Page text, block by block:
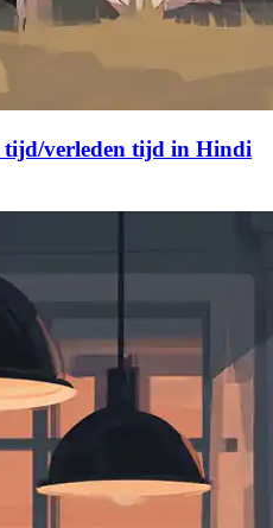
tijd/verleden tijd in Hindi